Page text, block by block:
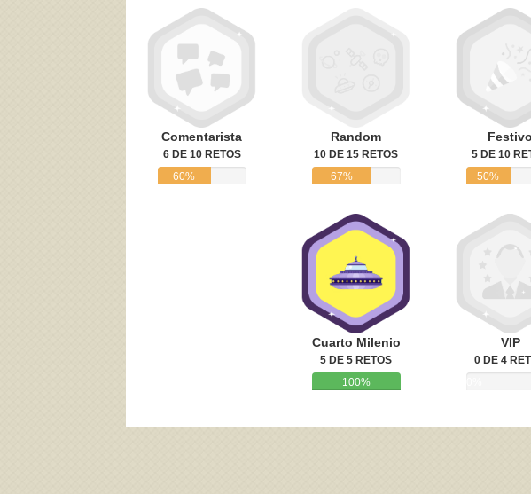
Comentarista
6 DE 10 RETOS
60%
Random
10 DE 15 RETOS
67%
Festivo
5 DE 10
50%
Cuarto Milenio
5 DE 5 RETOS
100%
VIP
0 DE 4